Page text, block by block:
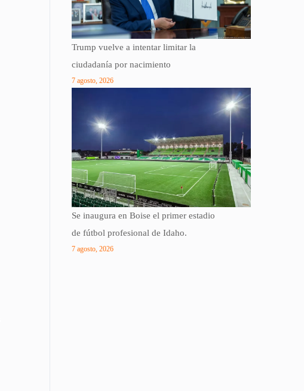
Trump vuelve a intentar limitar la
ciudadanía por nacimiento
7 agosto, 2026
Se inaugura en Boise el primer estadio
de fútbol profesional de Idaho.
7 agosto, 2026